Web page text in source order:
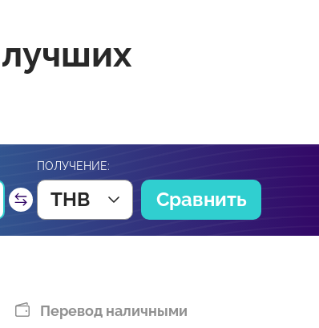
ПОЛУЧЕНИЕ:
THB Сравнить
Перевод наличными